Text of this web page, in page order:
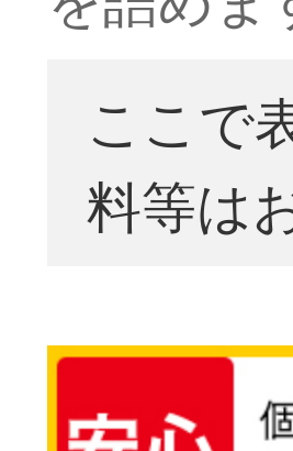
ここで
料等は